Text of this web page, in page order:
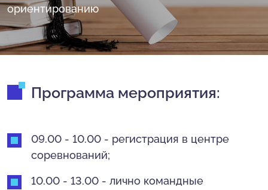
ориентированию
Программа мероприятия:
09.00 - 10.00 - регистрация в центре
соревнований;
10.00 - 13.00 - лично командные